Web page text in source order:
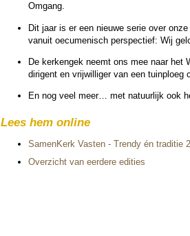
Omgang.
Dit jaar is er een nieuwe serie over
vanuit oecu­me­nisch per­spec­tief: Wij
De kerkengek neemt ons mee naar het
dirigent en vrij­wil­li­ger van een tuinploeg
En nog veel meer… met na­tuur­lijk ook
Lees hem online
SamenKerk Vasten - Trendy én traditie
Over­zicht van eer­dere edities